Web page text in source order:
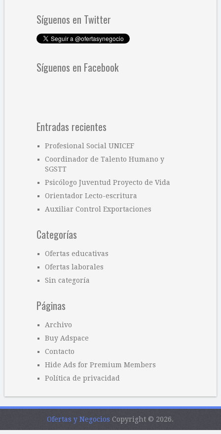
Síguenos en Twitter
Síguenos en Facebook
Entradas recientes
Profesional Social UNICEF
Coordinador de Talento Humano y
SGSTT
Psicólogo Juventud Proyecto de Vida
Orientador Lecto-escritura
Auxiliar Control Exportaciones
Categorías
Ofertas educativas
Ofertas laborales
Sin categoría
Páginas
Archivo
Buy Adspace
Contacto
Hide Ads for Premium Members
Política de privacidad
Ofertas y Negocios Copyright © 2026.